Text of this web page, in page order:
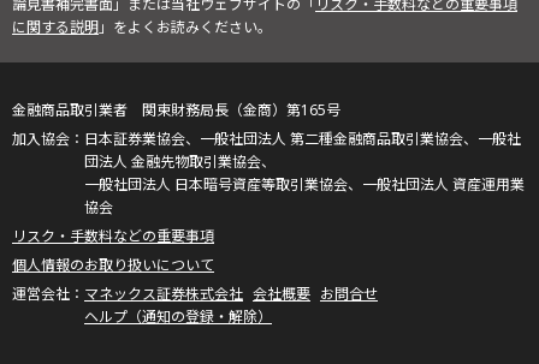
論見書補完書面」または当社ウェブサイトの「リスク・手数料などの重要事項
に関する説明」をよくお読みください。
金融商品取引業者 関東財務局長（金商）第165号
日本証券業協会、一般社団法人 第二種金融商品取引業協会、一般社
団法人 金融先物取引業協会、
一般社団法人 日本暗号資産等取引業協会、一般社団法人 資産運用業
協会
リスク・手数料などの重要事項
個人情報のお取り扱いについて
マネックス証券株式会社 会社概要 お問合せ
ヘルプ（通知の登録・解除）